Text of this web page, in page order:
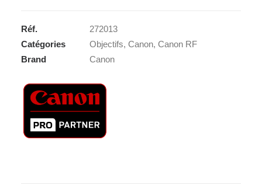
EOS
R
Réf.
272013
Catégories
Objectifs, Canon, Canon RF
Brand
Canon